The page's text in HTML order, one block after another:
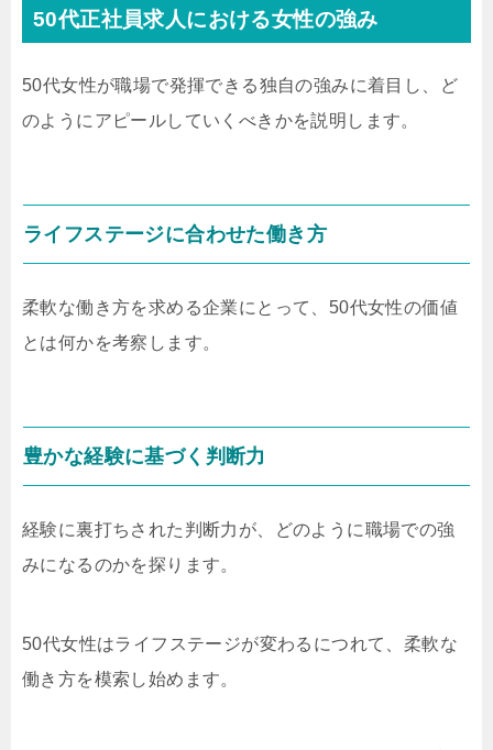
50代正社員求人における女性の強み
50代女性が職場で発揮できる独自の強みに着目し、ど
のようにアピールしていくべきかを説明します。
ライフステージに合わせた働き方
柔軟な働き方を求める企業にとって、50代女性の価値
とは何かを考察します。
豊かな経験に基づく判断力
経験に裏打ちされた判断力が、どのように職場での強
みになるのかを探ります。
50代女性はライフステージが変わるにつれて、柔軟な
働き方を模索し始めます。